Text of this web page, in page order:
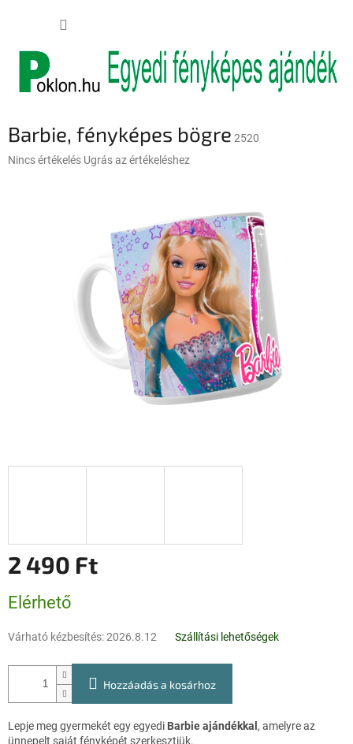
tartalomhoz
Barbie, fényképes bögre 2520
A
Nincs értékelés Ugrás az értékeléshez
2 490 Ft
Elérhető
Várható kézbesítés:2026.8.12 Szállítási lehetőségek
Hozzáadás a kosárhoz
Lepje meg gyermekét egy egyedi Barbie ajándékkal , amelyre az
ünnepelt saját fényképét szerkesztjük.